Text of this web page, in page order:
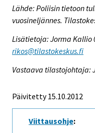
Lähde: Poliisin tietoon
vuosineljännes.
Lisätietoja: Jorma Kallio
rikos@tilastokeskus.fi
Vastaava tilastojohtaja:
Päivitetty 15.10.2012
Viittausohje: